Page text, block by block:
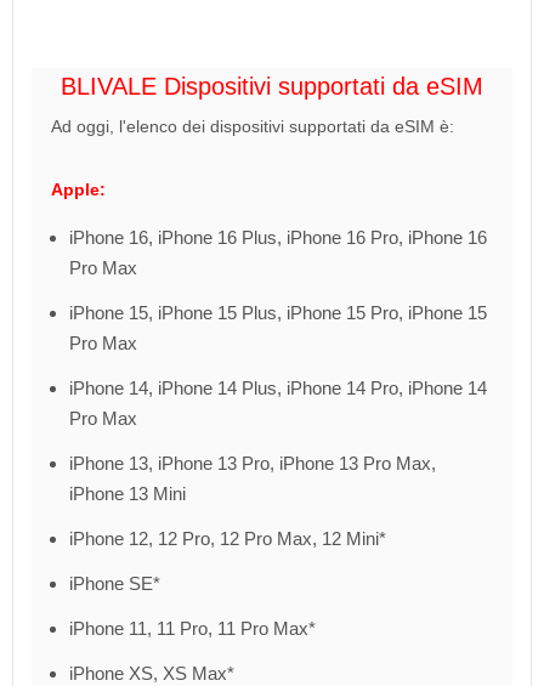
BLIVALE Dispositivi supportati da eSIM
Ad oggi, l'elenco dei dispositivi supportati da eSIM è:
Apple:
iPhone 16, iPhone 16 Plus, iPhone 16 Pro, iPhone 16
Pro Max
iPhone 15, iPhone 15 Plus, iPhone 15 Pro, iPhone 15
Pro Max
iPhone 14, iPhone 14 Plus, iPhone 14 Pro, iPhone 14
Pro Max
iPhone 13, iPhone 13 Pro, iPhone 13 Pro Max,
iPhone 13 Mini
iPhone 12, 12 Pro, 12 Pro Max, 12 Mini*
iPhone SE*
iPhone 11, 11 Pro, 11 Pro Max*
iPhone XS, XS Max*